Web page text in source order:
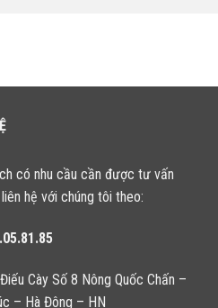
có nhu cầu cần được tư vấn
hệ với chúng tôi theo:
Cày Số 8 Nông Quốc Chấn –
– Hà Đông – HN